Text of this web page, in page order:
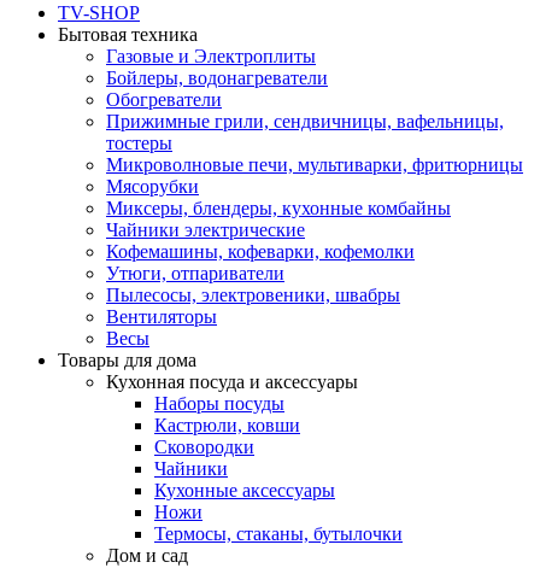
TV-SHOP
Бытовая техника
Газовые и Электроплиты
Бойлеры, водонагреватели
Обогреватели
Прижимные грили, сендвичницы, вафельницы,
тостеры
Микроволновые печи, мультиварки, фритюрницы
Мясорубки
Миксеры, блендеры, кухонные комбайны
Чайники электрические
Кофемашины, кофеварки, кофемолки
Утюги, отпариватели
Пылесосы, электровеники, швабры
Вентиляторы
Весы
Товары для дома
Кухонная посуда и аксессуары
Наборы посуды
Кастрюли, ковши
Сковородки
Чайники
Кухонные аксессуары
Ножи
Термосы, стаканы, бутылочки
Дом и сад